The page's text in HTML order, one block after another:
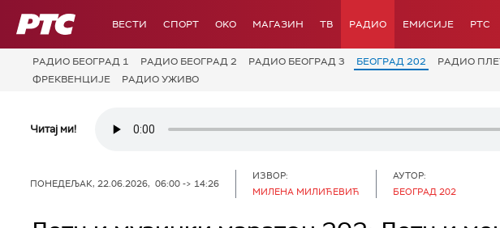
РТС ВЕСТИ СПОРТ OKO МАГАЗИН ТВ РАДИО ЕМИСИЈЕ РТС
РАДИО БЕОГРАД 1 РАДИО БЕОГРАД 2 РАДИО БЕОГРАД 3 БЕОГРАД 202 РАДИО
ФРЕКВЕНЦИЈЕ
РАДИО УЖИВО
Читај ми!
ПОНЕДЕЉАК, 22.06.2026, 06:00 -> 14:26
ИЗВОР:
МИЛЕНА МИЛИЋЕВИЋ
АУТОР:
БЕОГРАД 202